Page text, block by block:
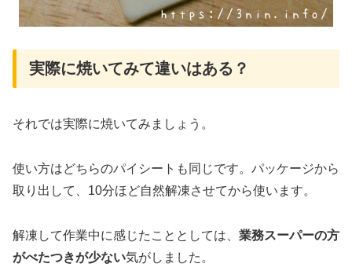
実際に焼いてみて違いはある？
それでは実際に焼いてみましょう。
使い方はどちらのパイシートも同じです。パッケージから
取り出して、10分ほど自然解凍させてから使います。
解凍して作業中に感じたこととしては、 業務スーパーの方
がべたつきが少ない気がしました。